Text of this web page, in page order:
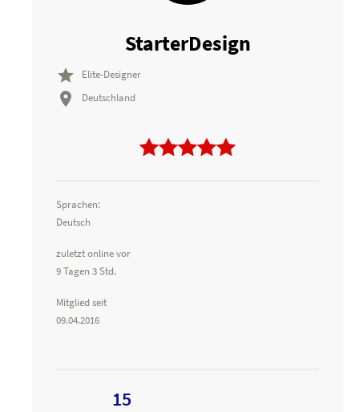
StarterDesign
 Elite-Designer
 Deutschland
Sprachen:
Deutsch
zuletzt online vor
9 Tagen 3 Std.
Mitglied seit
09.04.2016
15